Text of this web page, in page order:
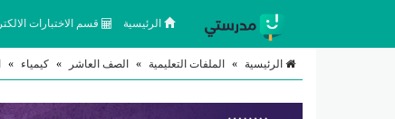
الرئيسية قسم الاختبارات
الرئيسية » الملفات التعليمية » الصف العاشر » كيمياء »